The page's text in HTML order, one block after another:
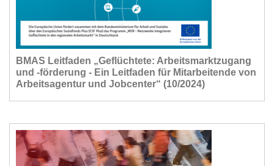
BMAS Leitfaden „Geflüchtete: Arbeitsmarktzugang
und -förderung - Ein Leitfaden für Mitarbeitende von
Arbeitsagentur und Jobcenter“ (10/2024)